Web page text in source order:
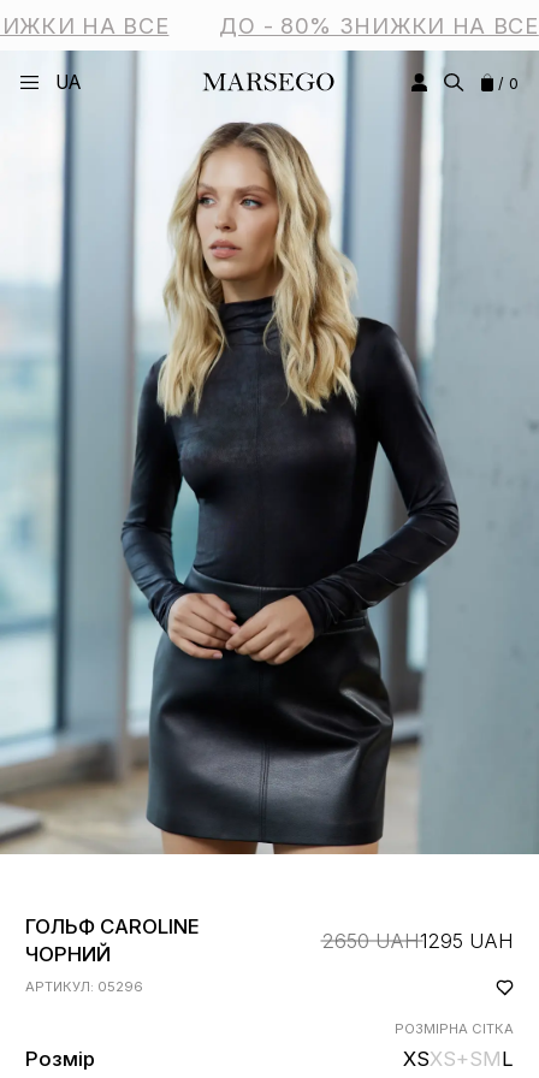
НА ВСЕ ДО - 80% ЗНИЖКИ НА ВСЕ
UA / 0
ГОЛЬФ CAROLINE
ЧОРНИЙ
2650 UAH1295 UAH
АРТИКУЛ: 05296
РОЗМІРНА СІТКА
Розмір XSXS+SML